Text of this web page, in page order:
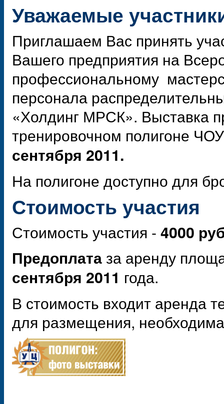
Уважаемые
Приглашаем Вас принять
Вашего предприятия на
профессиональному
персонала
«Холдинг МРСК». Выставка
тренировочном полигоне
сентября 2011.
На полигоне доступно для
Стоимость участия
Стоимость участия - 4000
Предоплата за аренду
сентября 2011 года.
В стоимость входит аренда
для размещения,